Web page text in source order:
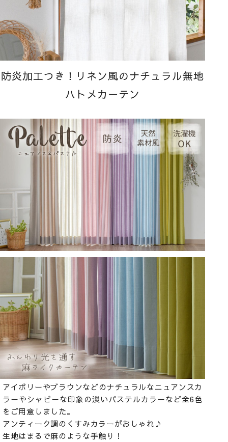
防炎加工つき！リネン風のナチュラル無地
ハトメカーテン
アイボリーやブラウンなどのナチュラルなニュアンスカ
ラーやシャビーな印象の淡いパステルカラーなど全6色
をご用意しました。
アンティーク調のくすみカラーがおしゃれ♪
生地はまるで麻のような手触り！